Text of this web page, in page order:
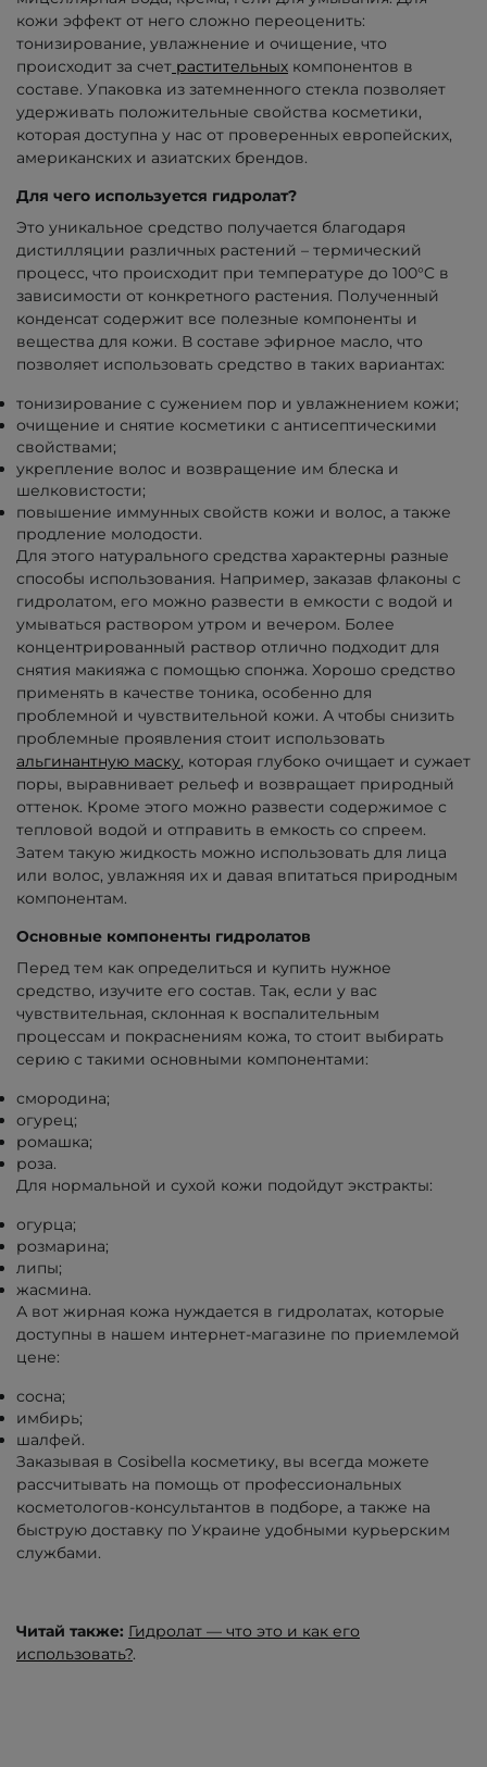
кожи эффект от него сложно переоценить:
тонизирование, увлажнение и очищение, что
происходит за счет растительных компонентов в
составе. Упаковка из затемненного стекла позволяет
удерживать положительные свойства косметики,
которая доступна у нас от проверенных европейских,
американских и азиатских брендов.
Для чего используется гидролат?
Это уникальное средство получается благодаря
дистилляции различных растений – термический
процесс, что происходит при температуре до 100°C в
зависимости от конкретного растения. Полученный
конденсат содержит все полезные компоненты и
вещества для кожи. В составе эфирное масло, что
позволяет использовать средство в таких вариантах:
тонизирование с сужением пор и увлажнением кожи;
очищение и снятие косметики с антисептическими
свойствами;
укрепление волос и возвращение им блеска и
шелковистости;
повышение иммунных свойств кожи и волос, а также
продление молодости.
Для этого натурального средства характерны разные
способы использования. Например, заказав флаконы с
гидролатом, его можно развести в емкости с водой и
умываться раствором утром и вечером. Более
концентрированный раствор отлично подходит для
снятия макияжа с помощью спонжа. Хорошо средство
применять в качестве тоника, особенно для
проблемной и чувствительной кожи. А чтобы снизить
проблемные проявления стоит использовать
альгинантную маску, которая глубоко очищает и сужает
поры, выравнивает рельеф и возвращает природный
оттенок. Кроме этого можно развести содержимое с
тепловой водой и отправить в емкость со спреем.
Затем такую жидкость можно использовать для лица
или волос, увлажняя их и давая впитаться природным
компонентам.
Основные компоненты гидролатов
Перед тем как определиться и купить нужное
средство, изучите его состав. Так, если у вас
чувствительная, склонная к воспалительным
процессам и покраснениям кожа, то стоит выбирать
серию с такими основными компонентами:
смородина;
огурец;
ромашка;
роза.
Для нормальной и сухой кожи подойдут экстракты:
огурца;
розмарина;
липы;
жасмина.
А вот жирная кожа нуждается в гидролатах, которые
доступны в нашем интернет-магазине по приемлемой
цене:
сосна;
имбирь;
шалфей.
Заказывая в Cosibella косметику, вы всегда можете
рассчитывать на помощь от профессиональных
косметологов-консультантов в подборе, а также на
быструю доставку по Украине удобными курьерским
службами.
Читай также: Гидролат — что это и как его
использовать?.